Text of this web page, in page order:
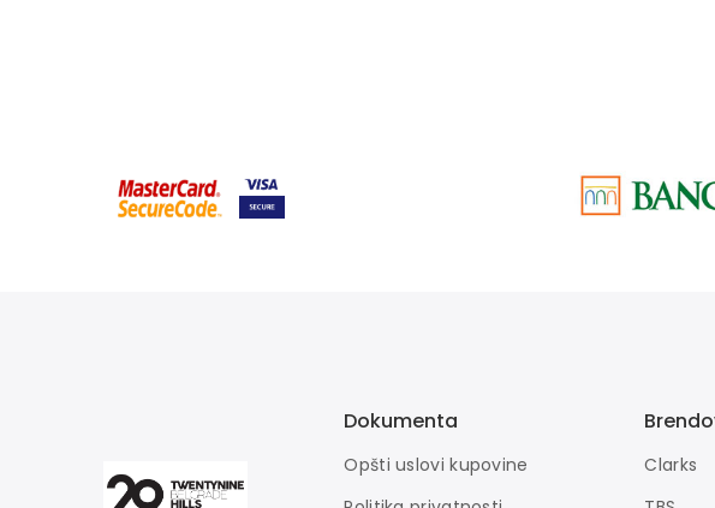
Dokumenta
Opšti uslovi kupovine
Clarks